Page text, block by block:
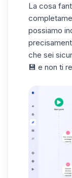
La cosa
possiamo
che sei
💾 e non ti